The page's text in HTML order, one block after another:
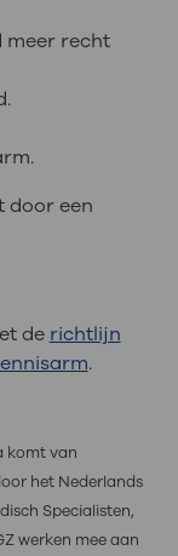
meer recht
door een
de richtlijn
.
komt van
het Nederlands
Specialisten,
werken mee aan